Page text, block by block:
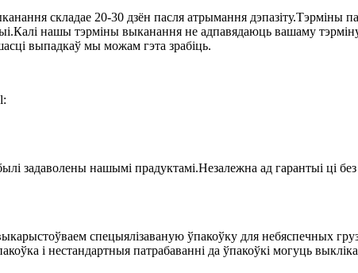
складае 20-30 дзён пасля атрымання дэпазіту.Тэрміны
нашы тэрміны выканання не адпавядаюць вашаму тэрміну,
выпадкаў мы можам гэта зрабіць.
нашымі прадуктамі.Незалежна ад гарантыі ці без
спецыялізаваную ўпакоўку для небяспечных
і нестандартныя патрабаванні да ўпакоўкі могуць